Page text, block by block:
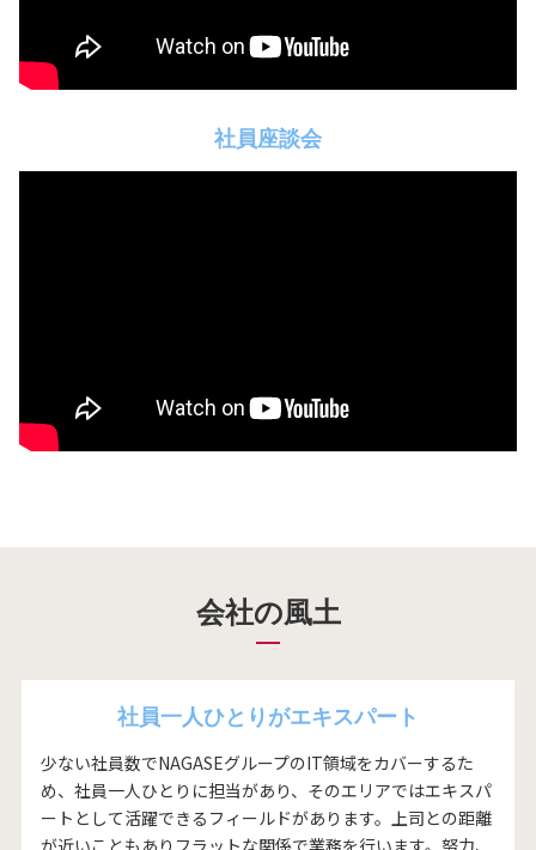
社員座談会
会社の風土
社員一人ひとりがエキスパート
少ない社員数でNAGASEグループのIT領域をカバーするた
め、社員一人ひとりに担当があり、そのエリアではエキスパ
ートとして活躍できるフィールドがあります。上司との距離
が近いこともありフラットな関係で業務を行います。努力、